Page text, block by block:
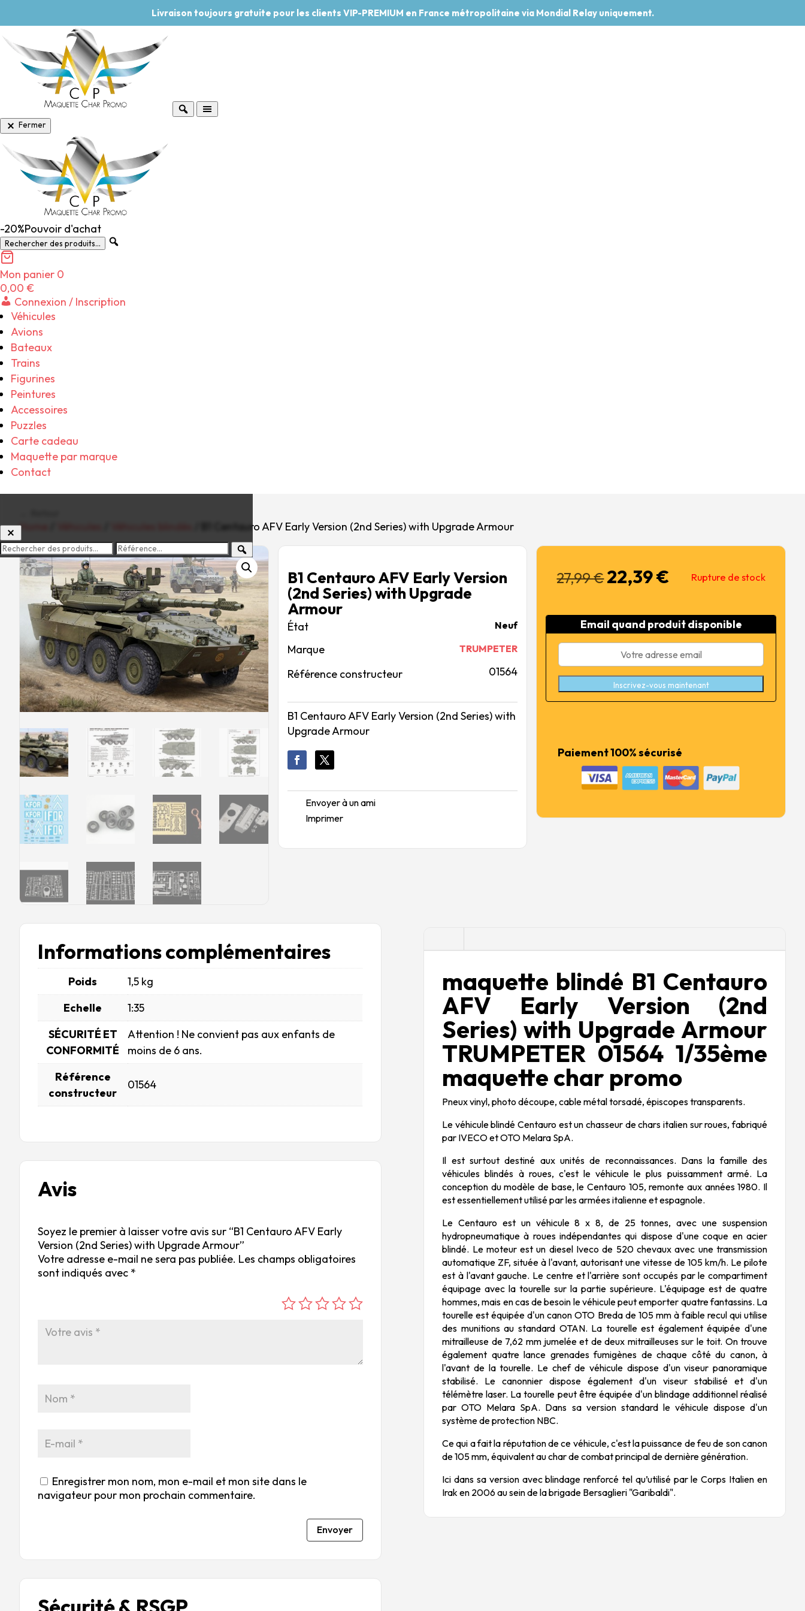
Livraison toujours gratuite pour les clients VIP-PREMIUM en France métropolitaine via Mondial Relay uniquement.
Fermer
-20%Pouvoir d'achat
Rechercher des produits...
Mon panier 0
0,00 €
Connexion / Inscription
Véhicules
Avions
Bateaux
Trains
Figurines
Peintures
Accessoires
Puzzles
Carte cadeau
Maquette par marque
Contact
Home / B1 Centauro AFV Early Version (2nd Series) with Upgrade Armour
B1 Centauro AFV Early Version
(2nd Series) with Upgrade
Armour
Neuf
Marque TRUMPETER
Référence constructeur 01564
B1 Centauro AFV Early Version (2nd Series) with
Upgrade Armour
Envoyer à un ami
Imprimer
27,99€Le
prix
était :
27,99 €.
22,39€
est :
22,39 €.
Rupture de stock
Email quand produit disponible
Inscrivez-vous maintenant
Paiement 100% sécurisé
Informations complémentaires
Poids
1,5 kg
Echelle
1:35
SÉCURITÉ ET
CONFORMITÉ
Attention ! Ne convient pas aux enfants de
moins de 6 ans.
Référence
constructeur
01564
Avis
Soyez le premier à laisser votre avis sur “B1 Centauro AFV Early
Version (2nd Series) with Upgrade Armour”
Votre adresse e-mail ne sera pas publiée. Les champs obligatoires
sont indiqués avec *
s
Enregistrer mon nom, mon e-mail et mon site dans le
navigateur pour mon prochain commentaire.
Envoyer
maquette blindé B1 Centauro
AFV Early Version (2nd
Series) with Upgrade Armour
TRUMPETER 01564 1/35ème
maquette char promo
Pneux vinyl, photo découpe, cable métal torsadé, épiscopes transparents.
Le véhicule blindé Centauro est un chasseur de chars italien sur roues, fabriqué
par IVECO et OTO Melara SpA.
Il est surtout destiné aux unités de reconnaissances. Dans la famille des
véhicules blindés à roues, c'est le véhicule le plus puissamment armé. La
conception du modèle de base, le Centauro 105, remonte aux années 1980. Il
est essentiellement utilisé par les armées italienne et espagnole.
Le Centauro est un véhicule 8 x 8, de 25 tonnes, avec une suspension
hydropneumatique à roues indépendantes qui dispose d'une coque en acier
blindé. Le moteur est un diesel Iveco de 520 chevaux avec une transmission
automatique ZF, située à l'avant, autorisant une vitesse de 105 km/h. Le pilote
est à l'avant gauche. Le centre et l'arrière sont occupés par le compartiment
équipage avec la tourelle sur la partie supérieure. L'équipage est de quatre
hommes, mais en cas de besoin le véhicule peut emporter quatre fantassins. La
tourelle est équipée d'un canon OTO Breda de 105 mm à faible recul qui utilise
des munitions au standard OTAN. La tourelle est également équipée d'une
mitrailleuse de 7,62 mm jumelée et de deux mitrailleuses sur le toit. On trouve
également quatre lance grenades fumigènes de chaque côté du canon, à
l'avant de la tourelle. Le chef de véhicule dispose d'un viseur panoramique
stabilisé. Le canonnier dispose également d'un viseur stabilisé et d'un
télémètre laser. La tourelle peut être équipée d'un blindage additionnel réalisé
par OTO Melara SpA. Dans sa version standard le véhicule dispose d'un
système de protection NBC.
Ce qui a fait la réputation de ce véhicule, c'est la puissance de feu de son canon
de 105 mm, équivalent au char de combat principal de dernière génération.
Ici dans sa version avec blindage renforcé tel qu’utilisé par le Corps Italien en
Irak en 2006 au sein de la brigade Bersaglieri "Garibaldi".